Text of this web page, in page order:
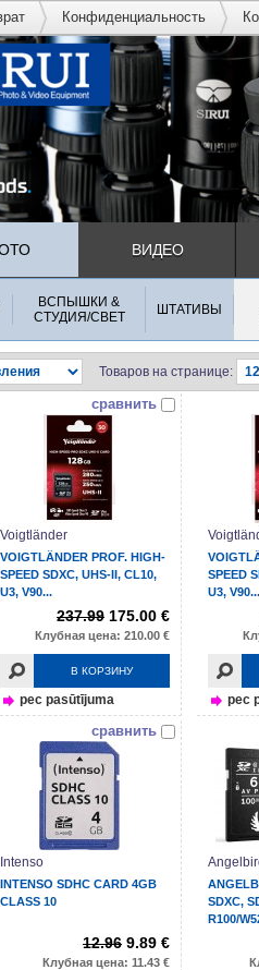
Конфиденциальность
ВИДЕО
ВСПЫШКИ &
СТУДИЯ/СВЕТ
ШТАТИВЫ
Товаров на странице:
сравнить
Voigtländer
VOIGTLÄNDER PROF. HIGH-
SPEED SDXC, UHS-II, CL10,
U3, V90...
237.99 175.00 €
Клубная цена: 210.00 €
В КОРЗИНУ
pec pasūtījuma
SPEED
U3, V90...
pec
сравнить
Intenso
INTENSO SDHC CARD 4GB
CLASS 10
12.96 9.89 €
Клубная цена: 11.43 €
SDXC,
R100/